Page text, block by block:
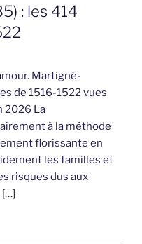
: les 414
Martigné-
de 1516-1522 vues
2026 La
à la méthode
florissante en
les familles et
risques dus aux
[…]